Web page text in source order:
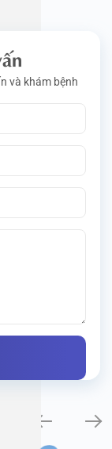
và khám bệnh